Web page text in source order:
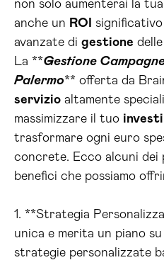
non solo aumenterai la
anche un ROI
avanzate di gestione delle
La **Gestione
Palermo** offerta da
servizio altamente
massimizzare il tuo
trasformare ogni euro
concrete. Ecco alcuni dei
benefici che possiamo
1. **Strategia
unica e merita un piano
strategie personalizzate